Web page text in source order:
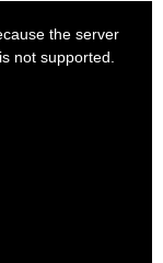
the server
not supported.